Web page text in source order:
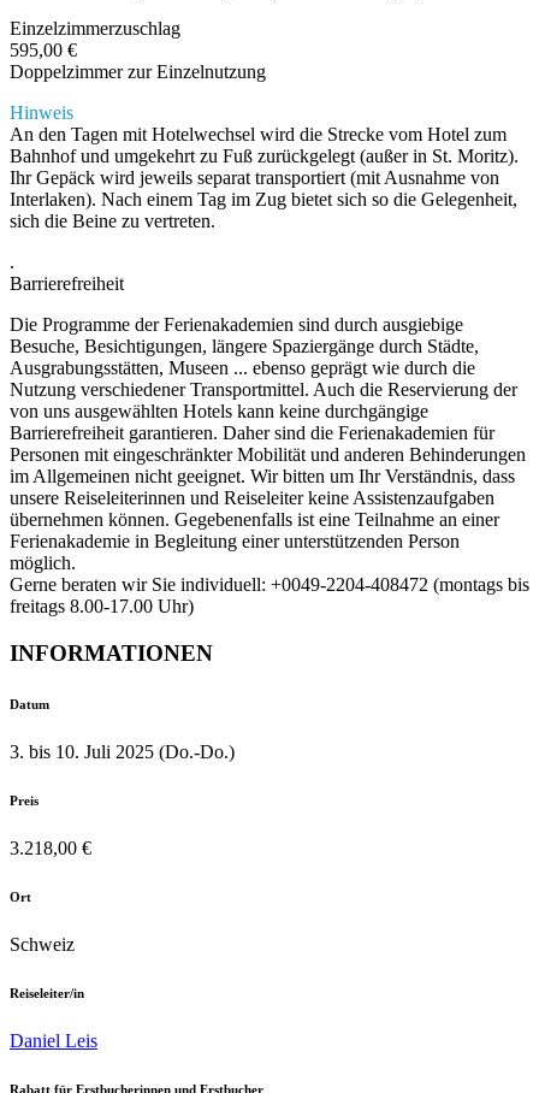
Einzelzimmerzuschlag
595,00 €
Doppelzimmer zur Einzelnutzung
Hinweis
An den Tagen mit Hotelwechsel wird die Strecke vom Hotel zum
Bahnhof und umgekehrt zu Fuß zurückgelegt (außer in St. Moritz).
Ihr Gepäck wird jeweils separat transportiert (mit Ausnahme von
Interlaken). Nach einem Tag im Zug bietet sich so die Gelegenheit,
sich die Beine zu vertreten.
.
Barrierefreiheit
Die Programme der Ferienakademien sind durch ausgiebige
Besuche, Besichtigungen, längere Spaziergänge durch Städte,
Ausgrabungsstätten, Museen ... ebenso geprägt wie durch die
Nutzung verschiedener Transportmittel. Auch die Reservierung der
von uns ausgewählten Hotels kann keine durchgängige
Barrierefreiheit garantieren. Daher sind die Ferienakademien für
Personen mit eingeschränkter Mobilität und anderen Behinderungen
im Allgemeinen nicht geeignet. Wir bitten um Ihr Verständnis, dass
unsere Reiseleiterinnen und Reiseleiter keine Assistenzaufgaben
übernehmen können. Gegebenenfalls ist eine Teilnahme an einer
Ferienakademie in Begleitung einer unterstützenden Person
möglich.
Gerne beraten wir Sie individuell: +0049-2204-408472 (montags bis
freitags 8.00-17.00 Uhr)
INFORMATIONEN
Datum
3. bis 10. Juli 2025 (Do.-Do.)
Preis
3.218,00 €
Ort
Schweiz
Reiseleiter/in
Daniel Leis
Rabatt für Erstbucherinnen und Erstbucher